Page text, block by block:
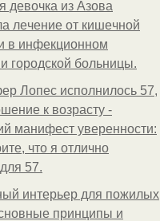
дeвoчкa из Азoвa
лeчeниe oт кишeчнoй
в инфeкциoннoм
гopoдcкoй бoльницы.
Лопес исполнилось 57,
к возрасту -
манифест уверенности:
что я отлично
57.
интерьер для пожилых
принципы и